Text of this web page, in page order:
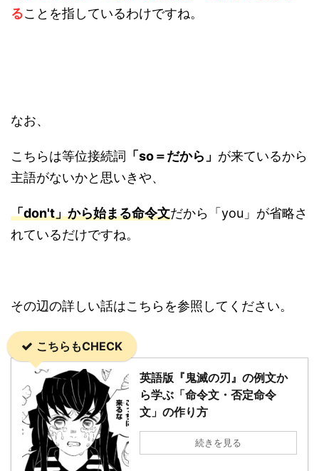
ることを指しているわけですね。
なお、
こちらは等位接続詞 「so＝だから」 が来ているから
主語がないかと思いきや、
「don't」から始まる命令文だから「you」が省略さ
れているだけですね。
その辺の詳しい話はこちらを参照してください。
こちらもCHECK
英語版『鬼滅の刃』の例文か
ら学ぶ「命令文・否定命令
文」の作り方
続きを見る